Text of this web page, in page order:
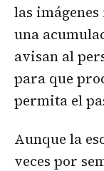
las
una
avisan al
para que
permita el
Aunque la
veces por